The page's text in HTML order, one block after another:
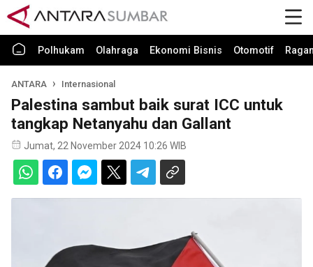
Polhukam Olahraga Ekonomi Bisnis Otomotif
ANTARA Internasional
Palestina sambut baik surat ICC untuk
tangkap Netanyahu dan Gallant
Jumat, 22 November 2024 10:26 WIB